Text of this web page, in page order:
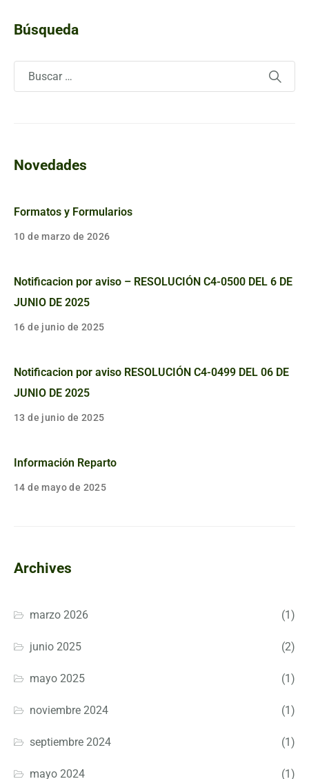
Búsqueda
Novedades
Formatos y Formularios
10 de marzo de 2026
Notificacion por aviso – RESOLUCIÓN C4-0500 DEL 6 DE
JUNIO DE 2025
16 de junio de 2025
Notificacion por aviso RESOLUCIÓN C4-0499 DEL 06 DE
JUNIO DE 2025
13 de junio de 2025
Información Reparto
14 de mayo de 2025
Archives
marzo 2026 (1)
junio 2025 (2)
mayo 2025 (1)
noviembre 2024 (1)
septiembre 2024 (1)
mayo 2024 (1)